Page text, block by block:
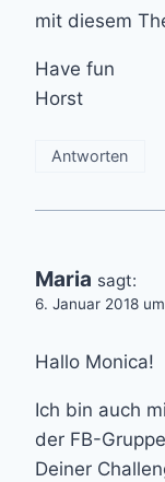
mit diesem
Have fun
Horst
Antworten
Maria sagt:
6. Januar 2018
Hallo Monica!
Ich bin auch
der FB-
Deiner